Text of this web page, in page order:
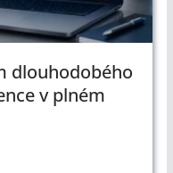
dlouhodobého
v plném